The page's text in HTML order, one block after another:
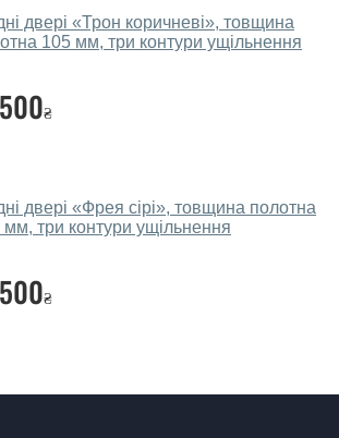
фахівці можуть зробити замір та
Кожен співробітник має із
та візерунків. Після виміру та
можете оформити заявку, не
консультанта коштує 450 грн.
установку металевих
дверей?
металевих дверей проводиться
двері «Трон коричневі», товщина
105 мм, три контури ущільнення
₴
двері «Фрея сірі», товщина полотна
мм, три контури ущільнення
₴